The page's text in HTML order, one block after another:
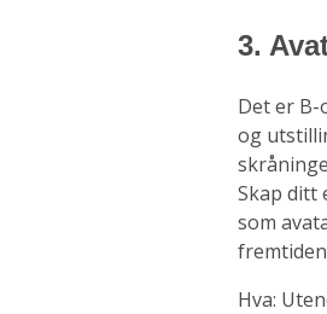
3.
Det er
og
Skap ditt
som
Hva: